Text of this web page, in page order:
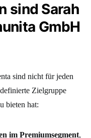
sind Sarah
GmbH
sind nicht für jeden
Zielgruppe
bieten hat:
im Premiumsegment,